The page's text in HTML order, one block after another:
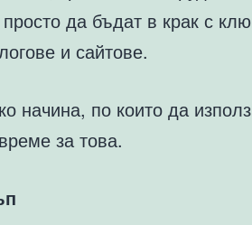
да бъдат в крак с
и сайтове.
начина, по които да
за това.